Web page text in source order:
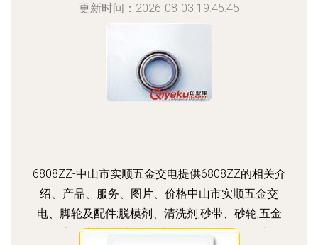
更新时间：2026-08-03 19:45:45
6808ZZ-中山市实顺五金交电提供6808ZZ的相关介
绍、产品、服务、图片、价格中山市实顺五金交
电、脚轮及配件;脱模剂、清洗剂;砂带、砂轮;五金
工具;磨具磨料;机械设备;轴承;钢球;LED照明灯;劳保